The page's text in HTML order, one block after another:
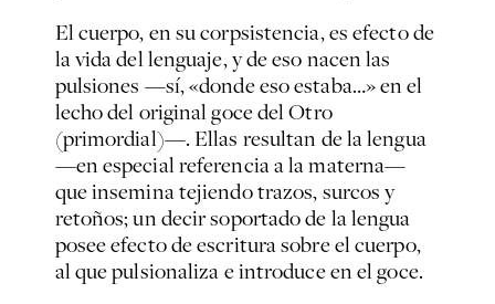
El cuerpo, en su corpsistencia, es efecto de
la vida del lenguaje, y de eso nacen las
pulsiones —sí, «donde eso estaba…» en el
lecho del original goce del Otro
(primordial)—. Ellas resultan de la lengua
—en especial referencia a la materna—
que insemina tejiendo trazos, surcos y
retoños; un decir soportado de la lengua
posee efecto de escritura sobre el cuerpo,
al que pulsionaliza e introduce en el goce.